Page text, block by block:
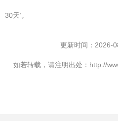
30天’。
更新时间：2026-
如若转载，请注明出处：http://